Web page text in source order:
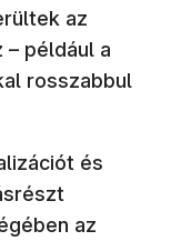
az
például a
rosszabbul
és
az